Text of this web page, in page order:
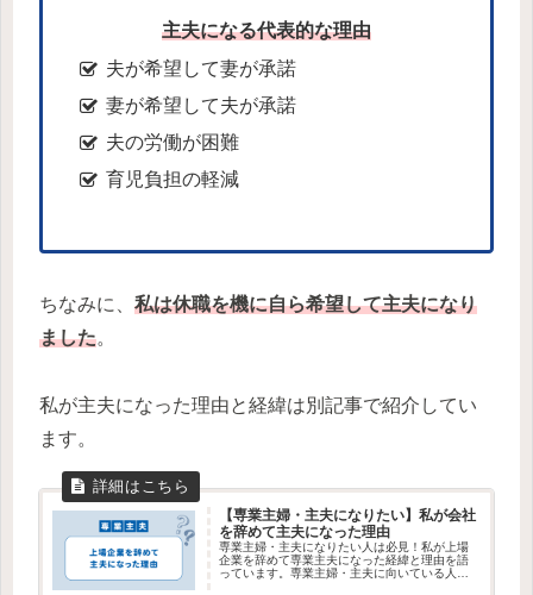
主夫になる代表的な理由
夫が希望して妻が承諾
妻が希望して夫が承諾
夫の労働が困難
育児負担の軽減
ちなみに、 私は休職を機に自ら希望して主夫になり
ました。
私が主夫になった理由と経緯は別記事で紹介してい
ます。
【専業主婦・主夫になりたい】私が会社
を辞めて主夫になった理由
専業主婦・主夫になりたい人は必見！私が上場
企業を辞めて専業主夫になった経緯と理由を語
っています。専業主婦・主夫に向いている人の